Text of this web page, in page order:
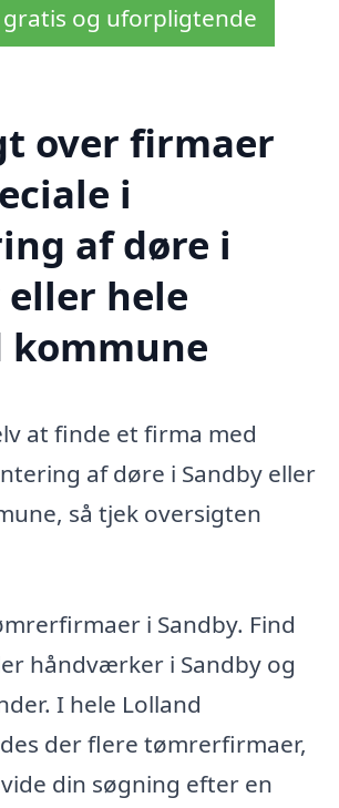
gratis og uforpligtende
over firmaer
i
af døre i
eller hele
kommune
at finde et firma med
af døre i Sandby eller
så tjek oversigten
i Sandby. Find
håndværker i Sandby og
I hele Lolland
der flere tømrerfirmaer,
din søgning efter en